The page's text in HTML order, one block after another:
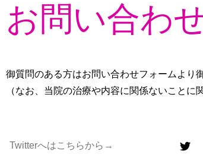
お問い合わ
御質問のある方はお問い合わせフォームより
（なお、当院の治療や内容に関係ないことに
Twitterへはこちらから→